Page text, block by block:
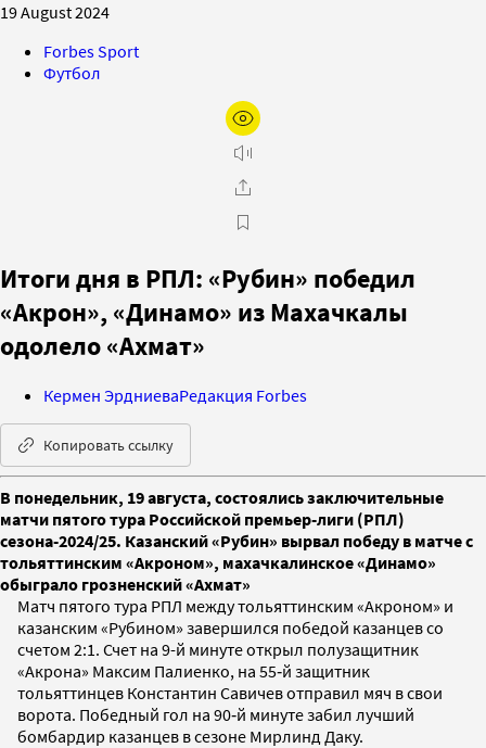
19 August 2024
Forbes Sport
Футбол
Итоги дня в РПЛ: «Рубин» победил
«Акрон», «Динамо» из Махачкалы
одолело «Ахмат»
Кермен ЭрдниеваРедакция Forbes
Копировать ссылку
В понедельник, 19 августа, состоялись заключительные
матчи пятого тура Российской премьер-лиги (РПЛ)
сезона-2024/25. Казанский «Рубин» вырвал победу в матче с
тольяттинским «Акроном», махачкалинское «Динамо»
обыграло грозненский «Ахмат»
Матч пятого тура РПЛ между тольяттинским «Акроном» и
казанским «Рубином» завершился победой казанцев со
счетом 2:1. Счет на 9-й минуте открыл полузащитник
«Акрона» Максим Палиенко, на 55‑й защитник
тольяттинцев Константин Савичев отправил мяч в свои
ворота. Победный гол на 90‑й минуте забил лучший
бомбардир казанцев в сезоне Мирлинд Даку.